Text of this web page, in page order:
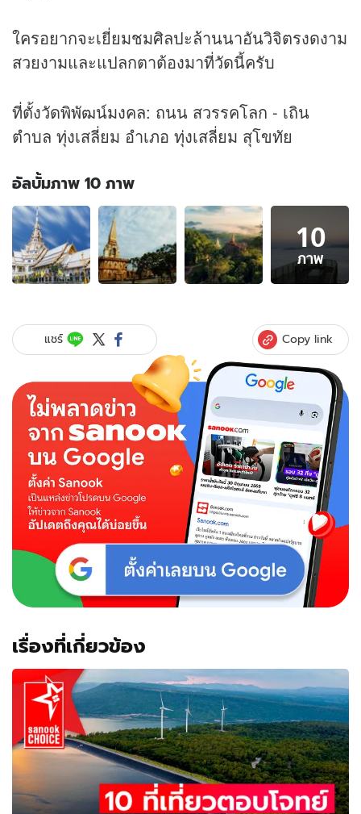
ใครอยากจะเยี่ยมชมศิลปะล้านนาอันวิจิตรงดงาม
สวยงามและแปลกตาต้องมาที่วัดนี้ครับ
ที่ตั้งวัดพิพัฒน์มงคล: ถนน สวรรคโลก - เถิน
ตำบล ทุ่งเสลี่ยม อำเภอ ทุ่งเสลี่ยม สุโขทัย
อัลบั้มภาพ 10 ภาพ
อัลบั้ม
ภาพ
10
ภาพ
ของ
วัด
สวย
ไทย
ไป
ไหว้
พระ
ทำบุญ
และ
ท่อง
เที่ยว
มาฆบูชา
10
ภาพ
แชร์ Copy link
เรื่องที่เกี่ยวข้อง